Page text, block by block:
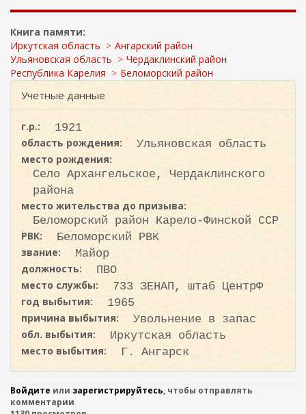
и
с
к
а
Книга памяти:
Иркутская область
Ангарский район
Ульяновская область
Чердаклинский район
Республика Карелия
Беломорский район
Учетные данные
г.р.:
1921
область рождения:
Ульяновская область
место рождения:
Село Архангельское, Чердаклинского
района
место жительства до призыва:
Беломорский район Карело-Финской ССР
РВК:
Беломорский РВК
звание:
Майор
должность:
ПВО
место службы:
733 ЗЕНАП, штаб ЦентрФ
год выбытия:
1965
причина выбытия:
Увольнение в запас
обл. выбытия:
Иркутская область
место выбытия:
Г. Ангарск
Войдите или зарегистрируйтесь, чтобы отправлять
комментарии